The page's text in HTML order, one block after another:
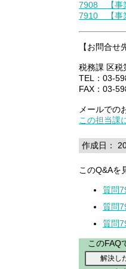
7908 【事
7910 【事
【お問合せ
税務課 区税
TEL：03-
FAX：03-
メールでの
この担当課
作成日：
このQ&Aを
質問
質問
質問
このFAQ